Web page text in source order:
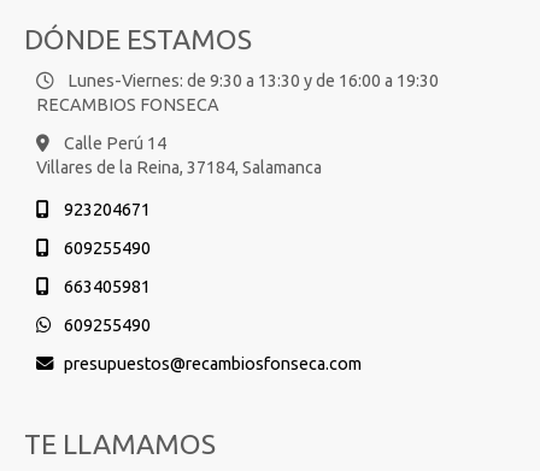
DÓNDE ESTAMOS
Lunes-Viernes: de 9:30 a 13:30 y de 16:00 a 19:30
RECAMBIOS FONSECA
Calle Perú 14
Villares de la Reina, 37184, Salamanca
923204671
609255490
663405981
609255490
presupuestos
recambiosfonseca.com
TE LLAMAMOS